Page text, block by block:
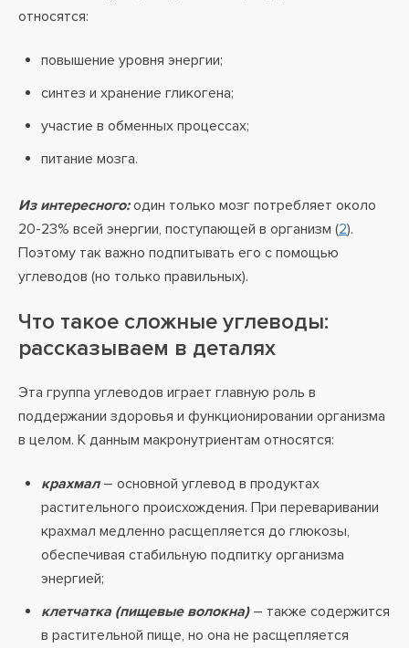
относятся:
повышение уровня энергии;
синтез и хранение гликогена;
участие в обменных процессах;
питание мозга.
Из интересного:один только мозг потребляет около
20-23% всей энергии, поступающей в организм (2).
Поэтому так важно подпитывать его с помощью
углеводов (но только правильных).
Что такое сложные углеводы:
рассказываем в деталях
Эта группа углеводов играет главную роль в
поддержании здоровья и функционировании организма
в целом. К данным макронутриентам относятся:
крахмал– основной углевод в продуктах
растительного происхождения. При переваривании
крахмал медленно расщепляется до глюкозы,
обеспечивая стабильную подпитку организма
энергией;
клетчатка (пищевые волокна)– также содержится
в растительной пище, но она не расщепляется